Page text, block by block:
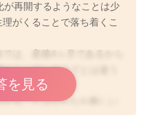
2025/12/9 21:07
再開するようなことは少
がくることで落ち着くこ
は、産後4ヶ月であるから
よっていままでとは違う
思います。
ることはなかなか難しい
、医師の判断でピル(授乳
を見る